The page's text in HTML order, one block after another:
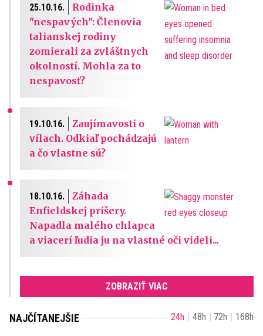
25.10.16.
Rodinka
"nespavých": Členovia
talianskej rodiny
zomierali za zvláštnych
okolností. Mohla za to
nespavosť?
19.10.16.
Zaujímavosti o
vílach. Odkiaľ pochádzajú
a čo vlastne sú?
18.10.16.
Záhada
Enfieldskej príšery.
Napadla malého chlapca
a viacerí ľudia ju na vlastné oči videli...
ZOBRAZIŤ VIAC
NAJČÍTANEJŠIE 24h 48h 72h 168h